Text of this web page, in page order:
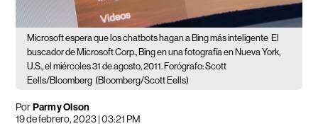
Microsoft espera que los chatbots hagan a Bing más inteligente El
buscador de Microsoft Corp., Bing en una fotografía en Nueva York,
U.S., el miércoles 31 de agosto, 2011. Forógrafo: Scott
Eells/Bloomberg (Bloomberg/Scott Eells)
PorParmy Olson
19 de febrero, 2023 | 03:21 PM